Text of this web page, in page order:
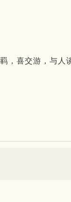
，喜交游，与